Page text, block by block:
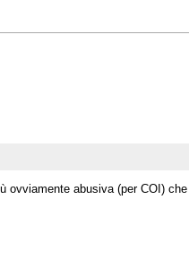
ovviamente abusiva (per COI)